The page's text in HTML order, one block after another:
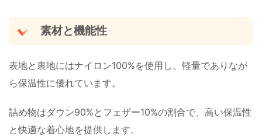
素材と機能性
表地と裏地にはナイロン100%を使用し、軽量でありなが
ら保温性に優れています。
詰め物はダウン90%とフェザー10%の割合で、高い保温性
と快適な着心地を提供します。